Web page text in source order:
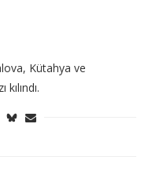
Kütahya ve